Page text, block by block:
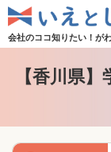
会社のココ知りたい！が
【香川県